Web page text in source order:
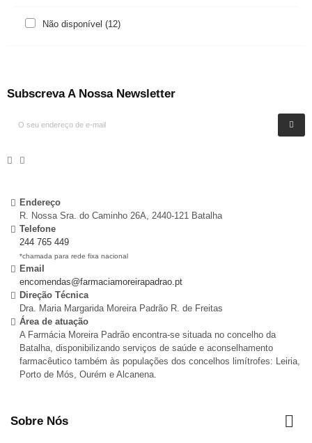
Não disponível(12)
Subscreva A Nossa Newsletter
Endereço
R. Nossa Sra. do Caminho 26A, 2440-121 Batalha
Telefone
244 765 449
*chamada para rede fixa nacional
Email
encomendas@farmaciamoreirapadrao.pt
Direção Técnica
Dra. Maria Margarida Moreira Padrão R. de Freitas
Área de atuação
A Farmácia Moreira Padrão encontra-se situada no concelho da
Batalha, disponibilizando serviços de saúde e aconselhamento
farmacêutico também às populações dos concelhos limítrofes: Leiria,
Porto de Mós, Ourém e Alcanena.
Sobre Nós 